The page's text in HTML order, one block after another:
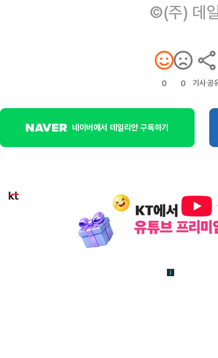
©(주) 데
0 0 기사 공
네이버에서 데일리안 구독하기